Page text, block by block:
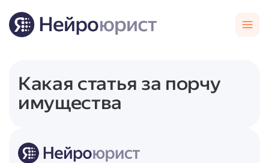
Какая статья за порчу
имущества